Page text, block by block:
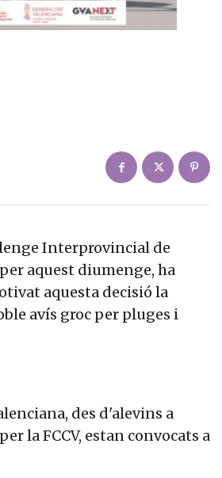
Interprovincial de
aquest diumenge, ha
aquesta decisió la
avís groc per pluges i
des d'alevins a
la FCCV, estan convocats a